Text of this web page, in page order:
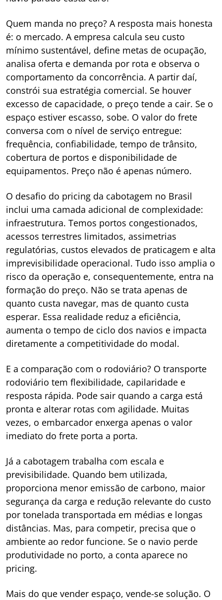
Quem manda no preço? A resposta mais honesta
é: o mercado. A empresa calcula seu custo
mínimo sustentável, define metas de ocupação,
analisa oferta e demanda por rota e observa o
comportamento da concorrência. A partir daí,
constrói sua estratégia comercial. Se houver
excesso de capacidade, o preço tende a cair. Se o
espaço estiver escasso, sobe. O valor do frete
conversa com o nível de serviço entregue:
frequência, confiabilidade, tempo de trânsito,
cobertura de portos e disponibilidade de
equipamentos. Preço não é apenas número.
O desafio do pricing da cabotagem no Brasil
inclui uma camada adicional de complexidade:
infraestrutura. Temos portos congestionados,
acessos terrestres limitados, assimetrias
regulatórias, custos elevados de praticagem e alta
imprevisibilidade operacional. Tudo isso amplia o
risco da operação e, consequentemente, entra na
formação do preço. Não se trata apenas de
quanto custa navegar, mas de quanto custa
esperar. Essa realidade reduz a eficiência,
aumenta o tempo de ciclo dos navios e impacta
diretamente a competitividade do modal.
E a comparação com o rodoviário? O transporte
rodoviário tem flexibilidade, capilaridade e
resposta rápida. Pode sair quando a carga está
pronta e alterar rotas com agilidade. Muitas
vezes, o embarcador enxerga apenas o valor
imediato do frete porta a porta.
Já a cabotagem trabalha com escala e
previsibilidade. Quando bem utilizada,
proporciona menor emissão de carbono, maior
segurança da carga e redução relevante do custo
por tonelada transportada em médias e longas
distâncias. Mas, para competir, precisa que o
ambiente ao redor funcione. Se o navio perde
produtividade no porto, a conta aparece no
pricing.
Mais do que vender espaço, vende-se solução. O